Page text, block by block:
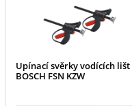
Upínací svěrky vodících lišt
BOSCH FSN KZW